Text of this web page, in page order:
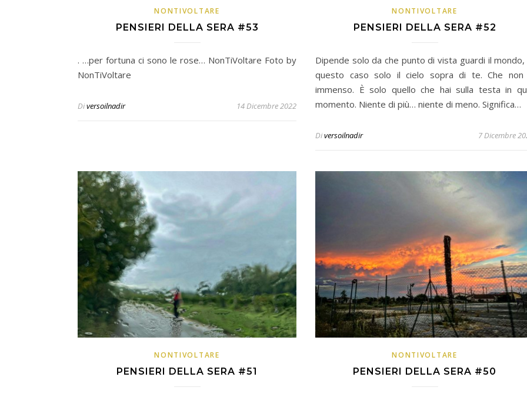
NONTIVOLTARE
PENSIERI DELLA SERA #53
. …per fortuna ci sono le rose… NonTiVoltare Foto by
NonTiVoltare
Diversoilnadir 14 Dicembre 2022
NONTIVOLTARE
PENSIERI DELLA SERA #52
Dipende solo da che punto di vista guardi il mondo,
questo caso solo il cielo sopra di te. Che
immenso. È solo quello che hai sulla testa in
momento. Niente di più… niente di meno. Significa…
Diversoilnadir 7 Dicembre
NONTIVOLTARE
PENSIERI DELLA SERA #51
NONTIVOLTARE
PENSIERI DELLA SERA #50